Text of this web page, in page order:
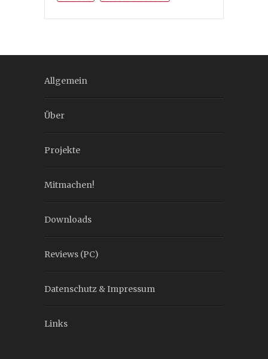
Allgemein
Über
Projekte
Mitmachen!
Downloads
Reviews (PC)
Datenschutz & Impressum
Links